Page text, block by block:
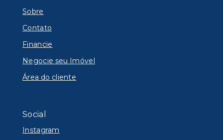
Sobre
Contato
Financie
Negocie seu Imóvel
Área do cliente
Social
Instagram